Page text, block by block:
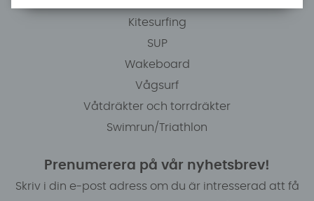
Kitesurfing
SUP
Wakeboard
Vågsurf
Våtdräkter och torrdräkter
Swimrun/Triathlon
Prenumerera på vår nyhetsbrev!
Skriv i din e-post adress om du är intresserad att få